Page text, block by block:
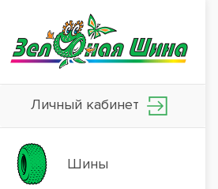
Личный кабинет
Шины